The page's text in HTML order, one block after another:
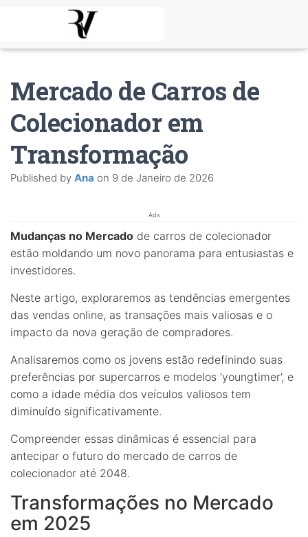
Mercado de Carros de
Colecionador em
Transformação
Published by Ana on 9 de Janeiro de 2026
Ads
Mudanças no Mercado de carros de colecionador
estão moldando um novo panorama para entusiastas e
investidores.
Neste artigo, exploraremos as tendências emergentes
das vendas online, as transações mais valiosas e o
impacto da nova geração de compradores.
Analisaremos como os jovens estão redefinindo suas
preferências por supercarros e modelos ‘youngtimer’, e
como a idade média dos veículos valiosos tem
diminuído significativamente.
Compreender essas dinâmicas é essencial para
antecipar o futuro do mercado de carros de
colecionador até 2048.
Transformações no Mercado
em 2025